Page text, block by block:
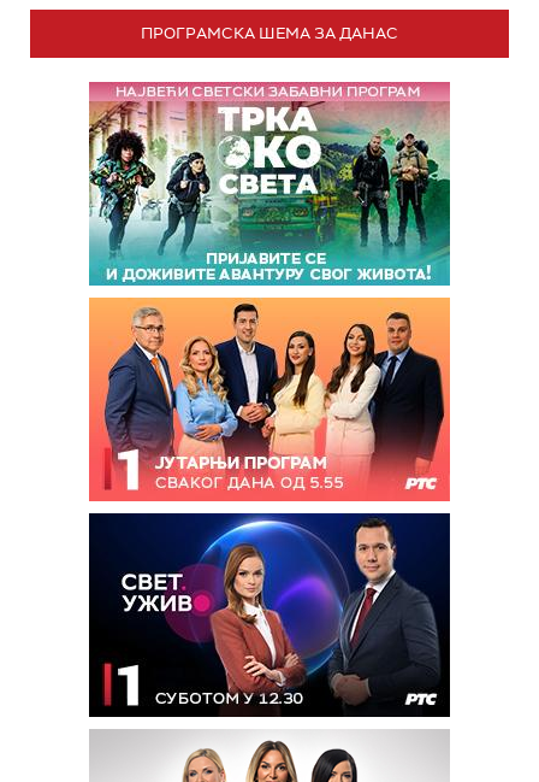
ПРОГРАМСКА ШЕМА ЗА ДАНАС